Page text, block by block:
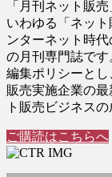
「月刊ネット販
いわゆる「ネッ
ンターネット時
の月刊専門誌で
編集ポリシーと
販売実施企業の
ト販売ビジネス
ご購読はこちらへ